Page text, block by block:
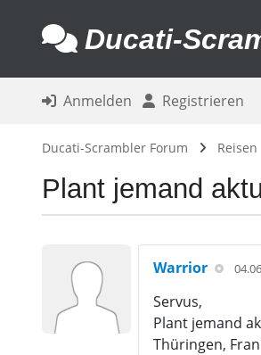
Ducati-
Anmelden Registrieren
Ducati-Scrambler Forum Reisen
Plant jemand
Warrior
Servus,
Plant jemand
Thüringen,